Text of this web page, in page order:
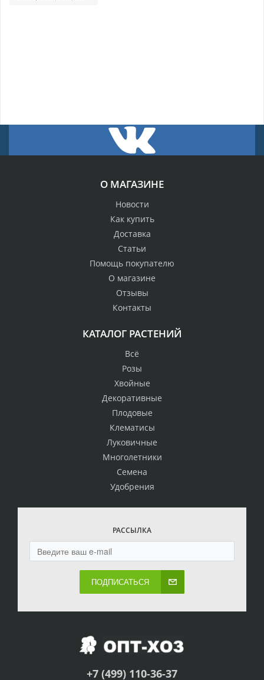
О МАГАЗИНЕ
Новости
Как купить
Доставка
Статьи
Помощь покупателю
О магазине
Отзывы
Контакты
КАТАЛОГ РАСТЕНИЙ
Всё
Розы
Хвойные
Декоративные
Плодовые
Клематисы
Луковичные
Многолетники
Семена
Удобрения
РАССЫЛКА
ПОДПИСАТЬСЯ
+7 (499) 110-36-37